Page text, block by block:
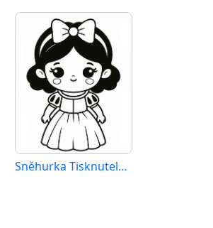
Sněhurka Tisknutelná pro Děti